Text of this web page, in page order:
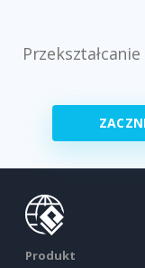
Produkt